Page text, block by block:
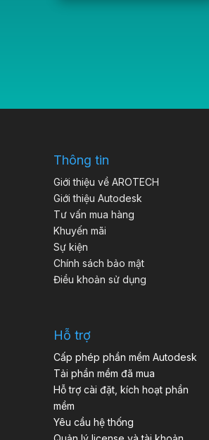
Thông tin
Giới thiệu về AROTECH
Giới thiệu Autodesk
Tư vấn mua hàng
Khuyến mãi
Sự kiện
Chính sách bảo mật
Điều khoản sử dụng
Hỗ trợ
Cấp phép phần mềm Autodesk
Tải phần mềm đã mua
Hỗ trợ cài đặt, kích hoạt phần
mềm
Yêu cầu hệ thống